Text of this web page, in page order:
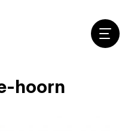
hoorn